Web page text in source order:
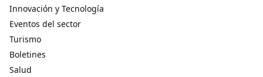
Innovación y Tecnología
Eventos del sector
Turismo
Boletines
Salud